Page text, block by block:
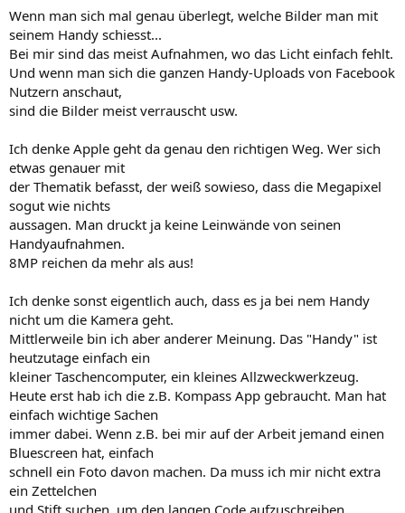
Wenn man sich mal genau überlegt, welche Bilder man mit
seinem Handy schiesst...
Bei mir sind das meist Aufnahmen, wo das Licht einfach fehlt.
Und wenn man sich die ganzen Handy-Uploads von Facebook
Nutzern anschaut,
sind die Bilder meist verrauscht usw.
Ich denke Apple geht da genau den richtigen Weg. Wer sich
etwas genauer mit
der Thematik befasst, der weiß sowieso, dass die Megapixel
sogut wie nichts
aussagen. Man druckt ja keine Leinwände von seinen
Handyaufnahmen.
8MP reichen da mehr als aus!
Ich denke sonst eigentlich auch, dass es ja bei nem Handy
nicht um die Kamera geht.
Mittlerweile bin ich aber anderer Meinung. Das "Handy" ist
heutzutage einfach ein
kleiner Taschencomputer, ein kleines Allzweckwerkzeug.
Heute erst hab ich die z.B. Kompass App gebraucht. Man hat
einfach wichtige Sachen
immer dabei. Wenn z.B. bei mir auf der Arbeit jemand einen
Bluescreen hat, einfach
schnell ein Foto davon machen. Da muss ich mir nicht extra
ein Zettelchen
und Stift suchen, um den langen Code aufzuschreiben.